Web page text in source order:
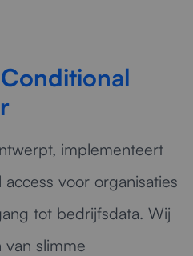
implementeert
voor organisaties
tot bedrijfsdata. Wij
slimme